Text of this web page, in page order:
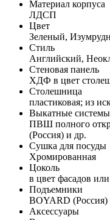
Материал корпуса
ЛДСП
Цвет
Зеленый,
Стиль
Английский,
Стеновая панель
ХДФ в цвет
Столешница
пластиковая; из
Выкатные системы
ПВШ полного
(Россия) и др.
Сушка для посуды
Хромированная
Цоколь
в цвет фасадов
Подъемники
BOYARD (Россия)
Аксессуары